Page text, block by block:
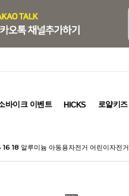
바이크 이벤트 HICKS 로얄키즈
16 18 알루미늄 아동용자전거 어린이자전거